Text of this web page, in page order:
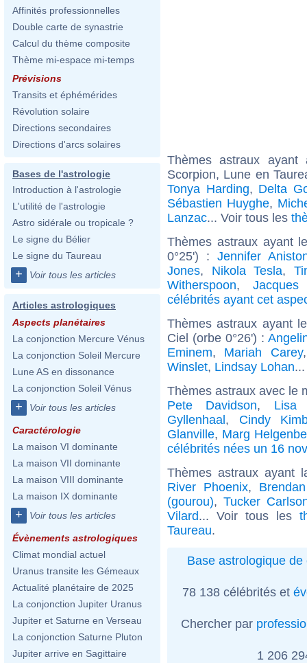
Affinités professionnelles
Double carte de synastrie
Calcul du thème composite
Thème mi-espace mi-temps
Prévisions
Transits et éphémérides
Révolution solaire
Directions secondaires
Directions d'arcs solaires
Bases de l'astrologie
Introduction à l'astrologie
L'utilité de l'astrologie
Astro sidérale ou tropicale ?
Le signe du Bélier
Le signe du Taureau
+ Voir tous les articles
Articles astrologiques
Aspects planétaires
La conjonction Mercure Vénus
La conjonction Soleil Mercure
Lune AS en dissonance
La conjonction Soleil Vénus
+ Voir tous les articles
Caractérologie
La maison VI dominante
La maison VII dominante
La maison VIII dominante
La maison IX dominante
+ Voir tous les articles
Évènements astrologiques
Climat mondial actuel
Uranus transite les Gémeaux
Actualité planétaire de 2025
La conjonction Jupiter Uranus
Jupiter et Saturne en Verseau
La conjonction Saturne Pluton
Jupiter arrive en Sagittaire
Thèmes astraux
Scorpion, Lune en
Tonya Harding, Delta
Sébastien Huyghe,
Lanzac... Voir tous les
Thèmes astraux ayant
0°25') : Jennifer
Jones, Nikola Tesla,
Witherspoon, Jacques
célébrités ayant cet
Thèmes astraux ayant
Ciel (orbe 0°26') :
Eminem, Mariah Carey
Winslet, Lindsay Lohan
Thèmes astraux avec le
Pete Davidson, Lisa
Gyllenhaal, Cindy
Glanville, Marg
célébrités nées un 16
Thèmes astraux ayant
River Phoenix,
(gourou),Tucker
Vilard... Voir tous les
Taureau.
Base astrologique de
78 138 célébrités et
Chercher par
1 206